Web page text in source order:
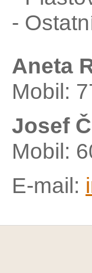
-
Aneta
Mobil:
Josef
Mobil:
E-mail: